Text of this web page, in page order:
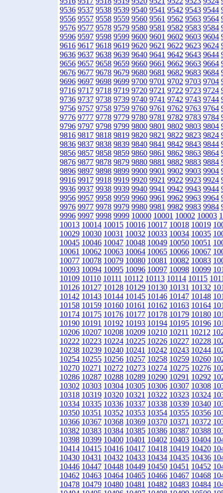
9536 9537 9538 9539 9540 9541 9542 9543 9544
9556 9557 9558 9559 9560 9561 9562 9563 9564
9576 9577 9578 9579 9580 9581 9582 9583 9584
9596 9597 9598 9599 9600 9601 9602 9603 9604
9616 9617 9618 9619 9620 9621 9622 9623 9624
9636 9637 9638 9639 9640 9641 9642 9643 9644
9656 9657 9658 9659 9660 9661 9662 9663 9664
9676 9677 9678 9679 9680 9681 9682 9683 9684
9696 9697 9698 9699 9700 9701 9702 9703 9704
9716 9717 9718 9719 9720 9721 9722 9723 9724
9736 9737 9738 9739 9740 9741 9742 9743 9744
9756 9757 9758 9759 9760 9761 9762 9763 9764
9776 9777 9778 9779 9780 9781 9782 9783 9784
9796 9797 9798 9799 9800 9801 9802 9803 9804
9816 9817 9818 9819 9820 9821 9822 9823 9824
9836 9837 9838 9839 9840 9841 9842 9843 9844
9856 9857 9858 9859 9860 9861 9862 9863 9864
9876 9877 9878 9879 9880 9881 9882 9883 9884
9896 9897 9898 9899 9900 9901 9902 9903 9904
9916 9917 9918 9919 9920 9921 9922 9923 9924
9936 9937 9938 9939 9940 9941 9942 9943 9944
9956 9957 9958 9959 9960 9961 9962 9963 9964
9976 9977 9978 9979 9980 9981 9982 9983 9984
9996 9997 9998 9999 10000 10001 10002 10003
10013 10014 10015 10016 10017 10018 10019
10029 10030 10031 10032 10033 10034 10035
10045 10046 10047 10048 10049 10050 10051
10061 10062 10063 10064 10065 10066 10067
10077 10078 10079 10080 10081 10082 10083
10093 10094 10095 10096 10097 10098 10099
10109 10110 10111 10112 10113 10114 10115
10126 10127 10128 10129 10130 10131 10132
10142 10143 10144 10145 10146 10147 10148
10158 10159 10160 10161 10162 10163 10164
10174 10175 10176 10177 10178 10179 10180
10190 10191 10192 10193 10194 10195 10196
10206 10207 10208 10209 10210 10211 10212
10222 10223 10224 10225 10226 10227 10228
10238 10239 10240 10241 10242 10243 10244
10254 10255 10256 10257 10258 10259 10260
10270 10271 10272 10273 10274 10275 10276
10286 10287 10288 10289 10290 10291 10292
10302 10303 10304 10305 10306 10307 10308
10318 10319 10320 10321 10322 10323 10324
10334 10335 10336 10337 10338 10339 10340
10350 10351 10352 10353 10354 10355 10356
10366 10367 10368 10369 10370 10371 10372
10382 10383 10384 10385 10386 10387 10388
10398 10399 10400 10401 10402 10403 10404
10414 10415 10416 10417 10418 10419 10420
10430 10431 10432 10433 10434 10435 10436
10446 10447 10448 10449 10450 10451 10452
10462 10463 10464 10465 10466 10467 10468
10478 10479 10480 10481 10482 10483 10484